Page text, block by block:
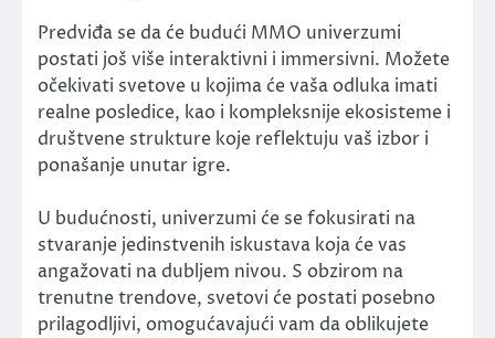
Predviđa se da će budući MMO univerzumi
postati još više interaktivni i immersivni. Možete
očekivati svetove u kojima će vaša odluka imati
realne posledice, kao i kompleksnije ekosisteme i
društvene strukture koje reflektuju vaš izbor i
ponašanje unutar igre.
U budućnosti, univerzumi će se fokusirati na
stvaranje jedinstvenih iskustava koja će vas
angažovati na dubljem nivou. S obzirom na
trenutne trendove, svetovi će postati posebno
prilagodljivi, omogućavajući vam da oblikujete